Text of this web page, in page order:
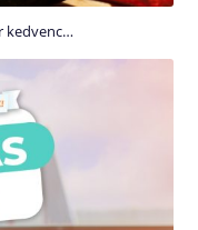
kedvenc…